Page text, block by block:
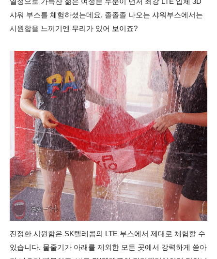
열정으로 가득찬 젊은 여성분 두분이 먼저 최강 LTE 입체 3D
샤워 부스를 체험하셨는데요. 졸졸졸 나오는 샤워부스에서는
시원함을 느끼기엔 무리가 있어 보이죠?
진정한 시원함은 SK텔레콤의 LTE 부스에서 제대로 체험할 수
있습니다. 물줄기가 아래를 제외한 모든 곳에서 강력하게 쏟아